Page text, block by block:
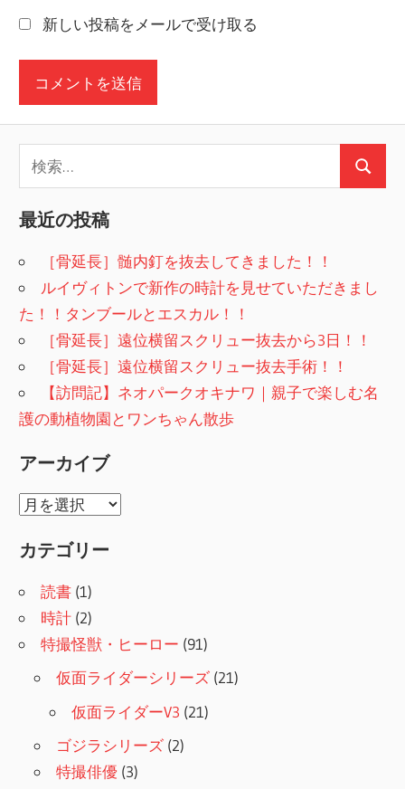
新しい投稿をメールで受け取る
索:
検
最近の投稿
［骨延長］髄内釘を抜去してきました！！
ルイヴィトンで新作の時計を見せていただきまし
た！！タンブールとエスカル！！
［骨延長］遠位横留スクリュー抜去から3日！！
［骨延長］遠位横留スクリュー抜去手術！！
【訪問記】ネオパークオキナワ｜親子で楽しむ名
護の動植物園とワンちゃん散歩
アーカイブ
ア
カ
カテゴリー
読書 (1)
時計 (2)
特撮怪獣・ヒーロー (91)
仮面ライダーシリーズ (21)
仮面ライダーV3 (21)
ゴジラシリーズ (2)
特撮俳優 (3)